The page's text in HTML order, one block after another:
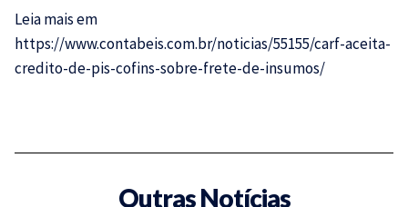
Leia mais em
https://www.contabeis.com.br/noticias/55155/carf-aceita-
credito-de-pis-cofins-sobre-frete-de-insumos/
Outras Notícias